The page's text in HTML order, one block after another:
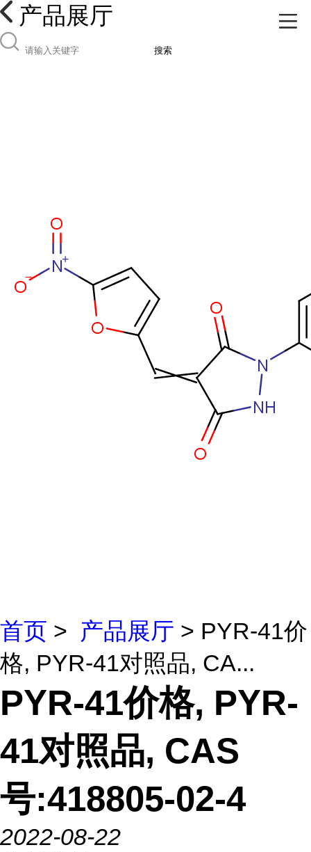
产品展厅
搜索
首页 > 产品展厅 > PYR-41价
格, PYR-41对照品, CA...
PYR-41价格, PYR-
41对照品, CAS
号:418805-02-4
2022-08-22